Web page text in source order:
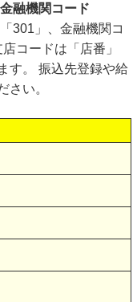
融機関コード
301」、金融機関コ
コードは「店番」
す。 振込先登録や給
さい。